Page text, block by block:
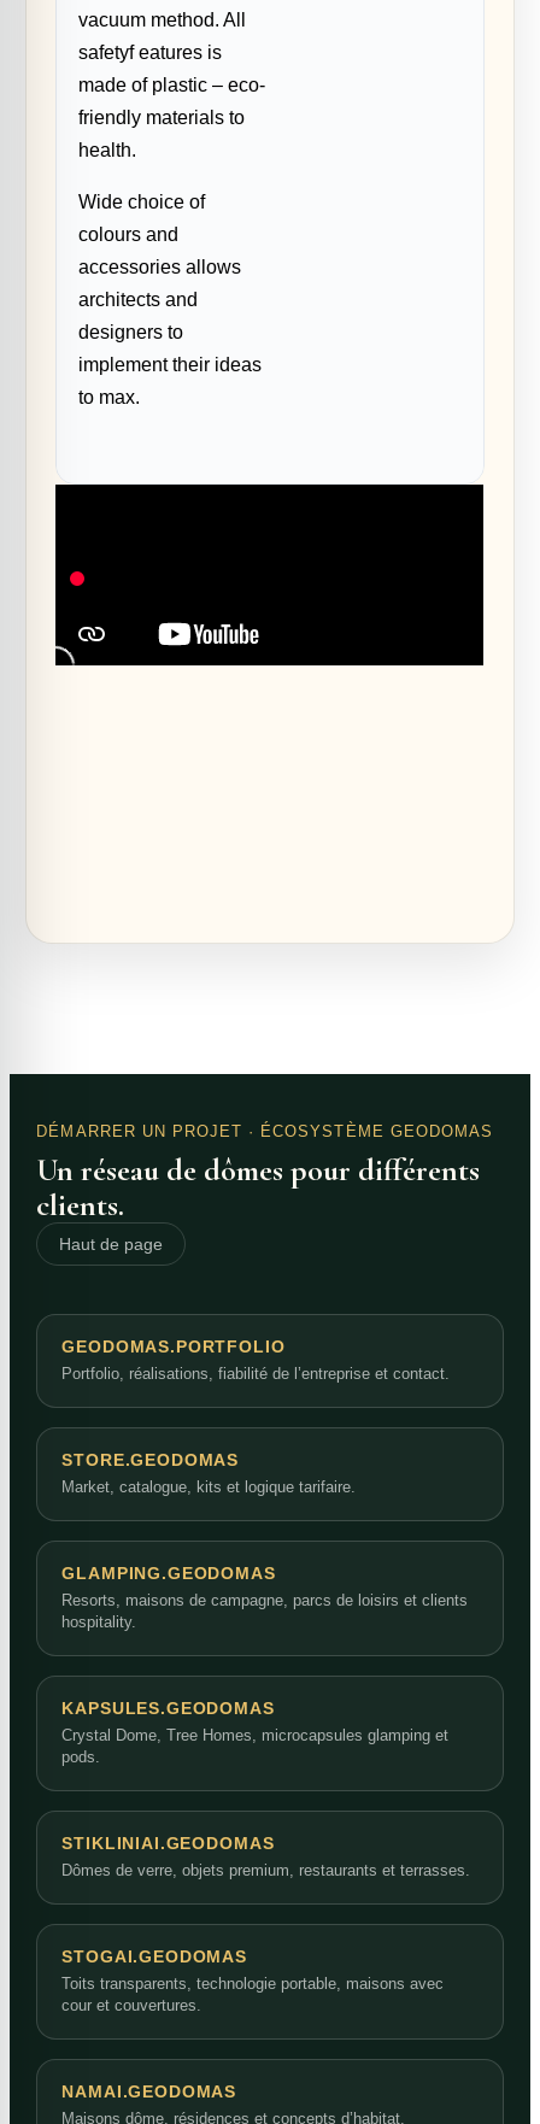
vacuum method. All
safetyf eatures is
made of plastic – eco-
friendly materials to
health.
Wide choice of
colours and
accessories allows
architects and
designers to
implement their ideas
to max.
DÉMARRER UN PROJET · ÉCOSYSTÈME GEODOMAS
Un réseau de dômes pour différents
clients.
Haut de page
GEODOMAS.PORTFOLIO
Portfolio, réalisations, fiabilité de l’entreprise et contact.
STORE.GEODOMAS
Market, catalogue, kits et logique tarifaire.
GLAMPING.GEODOMAS
Resorts, maisons de campagne, parcs de loisirs et clients
hospitality.
KAPSULES.GEODOMAS
Crystal Dome, Tree Homes, microcapsules glamping et
pods.
STIKLINIAI.GEODOMAS
Dômes de verre, objets premium, restaurants et terrasses.
STOGAI.GEODOMAS
Toits transparents, technologie portable, maisons avec
cour et couvertures.
NAMAI.GEODOMAS
Maisons dôme, résidences et concepts d’habitat.